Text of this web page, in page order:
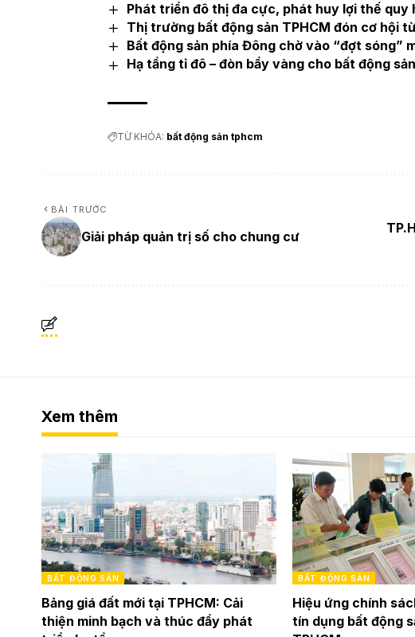
Phát triển đô thị đa cực, phát huy lợi thế quy
Thị trường bất động sản TPHCM đón cơ hội
Bất động sản phía Đông chờ vào “đợt sóng”
Hạ tầng tỉ đô – đòn bẩy vàng cho bất động
TỪ KHÓA: bất động sản tphcm
BÀI TRƯỚC
Giải pháp quản trị số cho chung cư
Xem thêm
BẤT ĐỘNG SẢN
Bảng giá đất mới tại TPHCM: Cải
thiện minh bạch và thúc đẩy phát
BẤT ĐỘNG SẢN
Hiệu ứng chính
tín dụng bất động